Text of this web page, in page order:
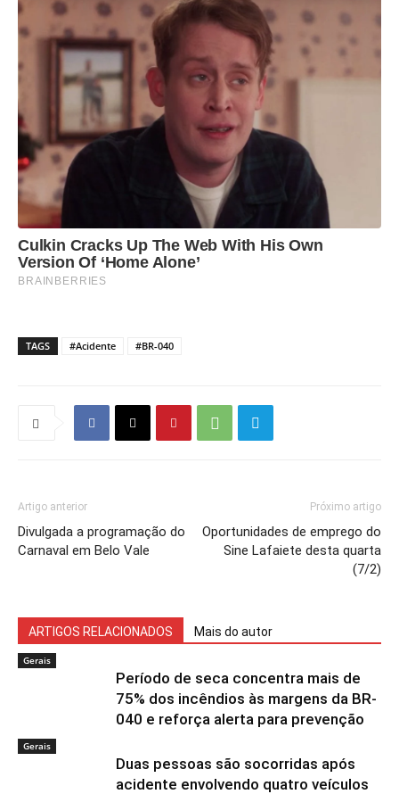
TAGS #Acidente #BR-040
Artigo anterior
Divulgada a programação do
Carnaval em Belo Vale
Próximo artigo
Oportunidades de emprego do
Sine Lafaiete desta quarta
(7/2)
ARTIGOS RELACIONADOS Mais do autor
Gerais
Período de seca concentra mais de
75% dos incêndios às margens da BR-
040 e reforça alerta para prevenção
Gerais
Duas pessoas são socorridas após
acidente envolvendo quatro veículos